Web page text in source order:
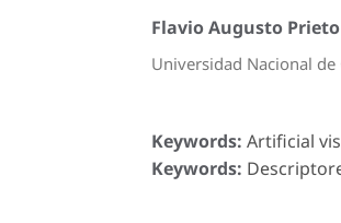
Flavio Augusto
Universidad Nacional de
Keywords: Artificial
Keywords: